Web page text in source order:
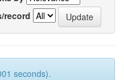
record
seconds).